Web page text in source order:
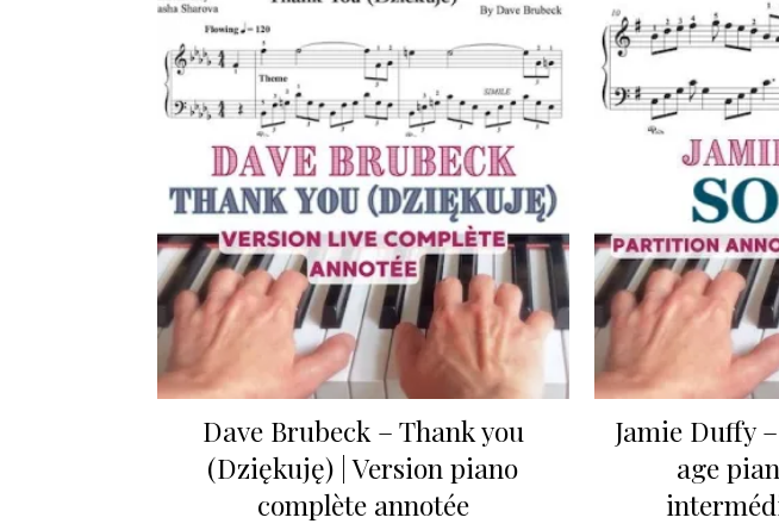
Dave Brubeck – Thank you
(Dziękuję) | Version piano
complète annotée
Jamie Duffy
age